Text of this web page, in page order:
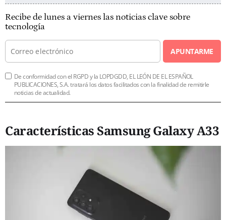
Recibe de lunes a viernes las noticias clave sobre
tecnología
APUNTARME
De conformidad con el RGPD y la LOPDGDD, EL LEÓN DE EL ESPAÑOL
PUBLICACIONES, S.A. tratará los datos facilitados con la finalidad de remitirle
noticias de actualidad.
Características Samsung Galaxy A33